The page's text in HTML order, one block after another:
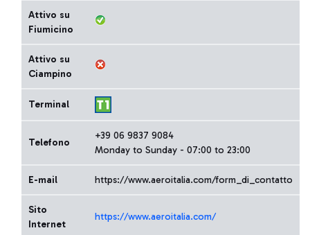
Attivo su
Fiumicino
Attivo su
Ciampino
Terminal
Telefono
+39 06 9837 9084
Monday to Sunday - 07:00 to 23:00
E-mail https://www.aeroitalia.com/form_di_contatto
Sito
Internet
https://www.aeroitalia.com/